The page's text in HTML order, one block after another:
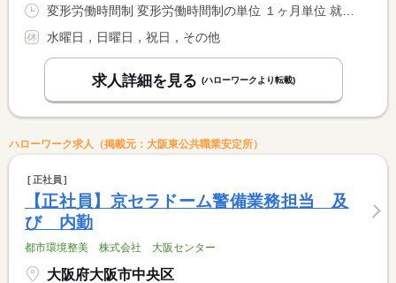
水曜日，日曜日，祝日，その他
求人詳細を見る (ハローワークより転載)
ハローワーク求人（掲載元：大阪東公共職業安定所）
正社員
【正社員】京セラドーム警備業務担当 及
び 内勤
都市環境整美 株式会社 大阪センター
大阪府大阪市中央区